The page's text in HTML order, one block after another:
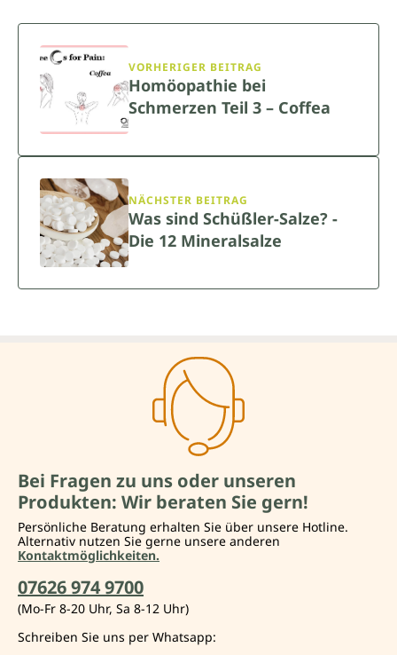
VORHERIGER BEITRAG
Homöopathie bei
Schmerzen Teil 3 – Coffea
NÄCHSTER BEITRAG
Was sind Schüßler-Salze? -
Die 12 Mineralsalze
Bei Fragen zu uns oder unseren
Produkten: Wir beraten Sie gern!
Persönliche Beratung erhalten Sie über unsere Hotline.
Alternativ nutzen Sie gerne unsere anderen
Kontaktmöglichkeiten.
07626 974 9700
(Mo-Fr 8-20 Uhr, Sa 8-12 Uhr)
Schreiben Sie uns per Whatsapp: